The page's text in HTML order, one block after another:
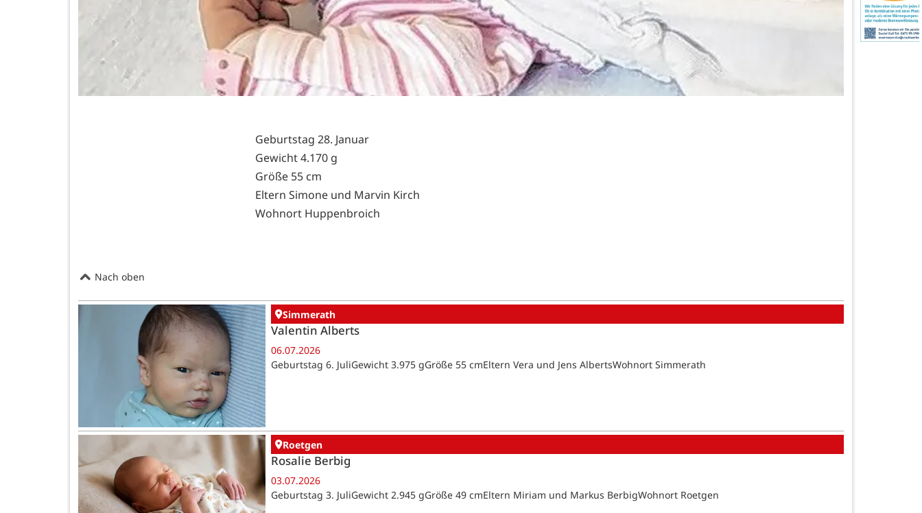
Geburtstag 28. Januar
Gewicht 4.170 g
Größe 55 cm
Eltern Simone und Marvin Kirch
Wohnort Huppenbroich
Nach oben
Simmerath
Valentin Alberts
06.07.2026
Geburtstag 6. JuliGewicht 3.975 gGröße 55 cmEltern Vera und Jens AlbertsWohnort Simmerath
Roetgen
Rosalie Berbig
03.07.2026
Geburtstag 3. JuliGewicht 2.945 gGröße 49 cmEltern Miriam und Markus BerbigWohnort Roetgen